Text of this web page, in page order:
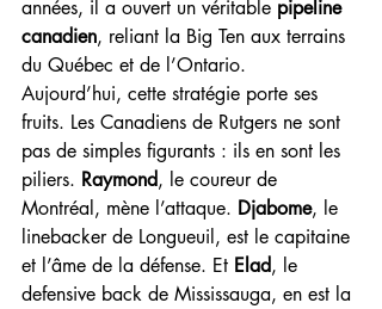
années, il a ouvert un véritable pipeline
canadien, reliant la Big Ten aux terrains
du Québec et de l’Ontario.
Aujourd’hui, cette stratégie porte ses
fruits. Les Canadiens de Rutgers ne sont
pas de simples figurants : ils en sont les
piliers. Raymond, le coureur de
Montréal, mène l’attaque. Djabome, le
linebacker de Longueuil, est le capitaine
et l’âme de la défense. Et Elad, le
defensive back de Mississauga, en est la